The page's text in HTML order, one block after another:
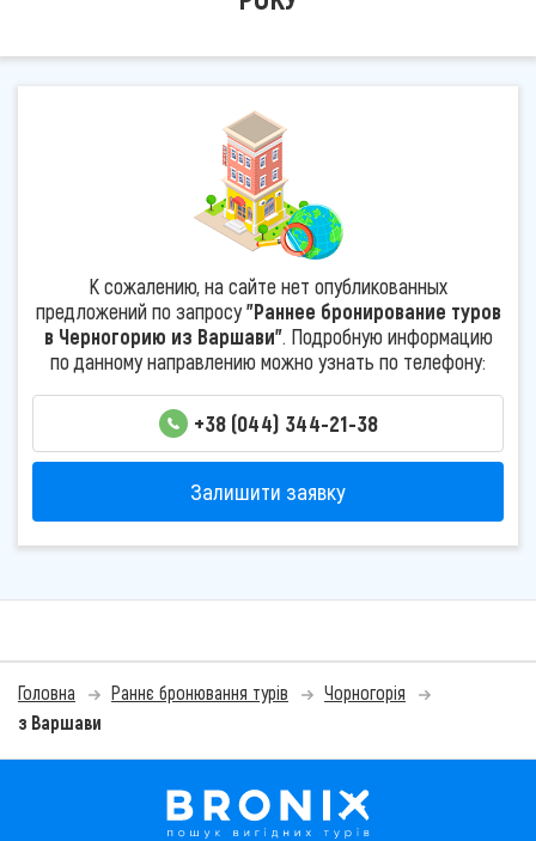
К сожалению, на сайте нет опубликованных
предложений по запросу"Раннее бронирование туров
в Черногорию из Варшави". Подробную информацию
по данному направлению можно узнать по телефону:
+38 (044) 344-21-38
Залишити заявку
Головна Раннє бронювання турів
Чорногорія
з Варшави